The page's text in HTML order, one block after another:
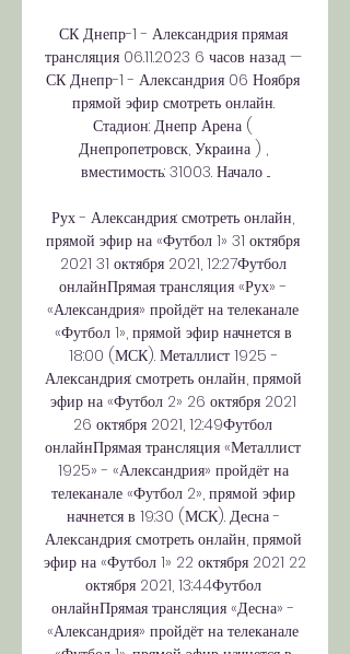
СК Днепр-1 - Александрия прямая
трансляция 06.11.2023 6 часов назад —
СК Днепр-1 - Александрия 06 Ноября
прямой эфир смотреть онлайн.
Стадион: Днепр Арена (
Днепропетровск, Украина ) ,
вместимость: 31003. Начало ...
Рух - Александрия: смотреть онлайн,
прямой эфир на «Футбол 1» 31 октября
2021 31 октября 2021, 12:27Футбол
онлайнПрямая трансляция «Рух» -
«Александрия» пройдёт на телеканале
«Футбол 1», прямой эфир начнется в
18:00 (МСК). Металлист 1925 -
Александрия: смотреть онлайн, прямой
эфир на «Футбол 2» 26 октября 2021
26 октября 2021, 12:49Футбол
онлайнПрямая трансляция «Металлист
1925» - «Александрия» пройдёт на
телеканале «Футбол 2», прямой эфир
начнется в 19:30 (МСК). Десна -
Александрия: смотреть онлайн, прямой
эфир на «Футбол 1» 22 октября 2021 22
октября 2021, 13:44Футбол
онлайнПрямая трансляция «Десна» -
«Александрия» пройдёт на телеканале